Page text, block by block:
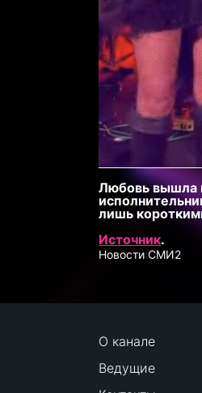
Любовь вышла
лишь
Источник.
Новости СМИ2
О канале
Ведущие